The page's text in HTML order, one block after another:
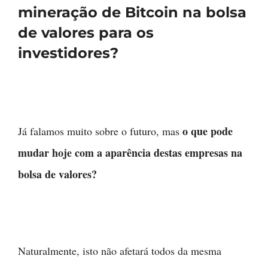
mineração de Bitcoin na bolsa
de valores para os
investidores?
Já falamos muito sobre o futuro, mas o que pode
mudar hoje com a aparência destas empresas na
bolsa de valores?
Naturalmente, isto não afetará todos da mesma